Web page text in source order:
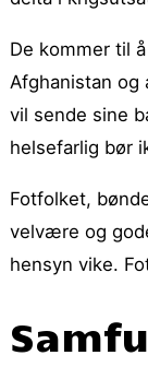
De kommer til
Afghanistan og
vil sende sine
helsefarlig bør
Fotfolket,
velvære og
hensyn vike.